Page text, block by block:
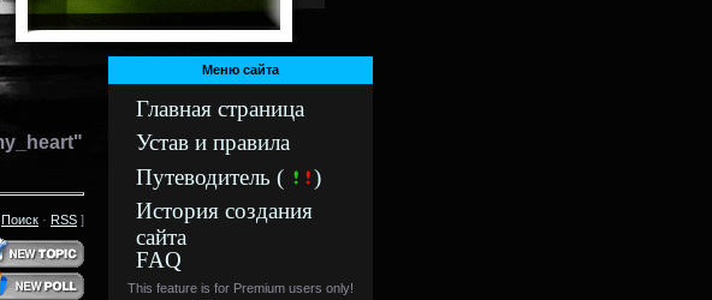
Поиск · RSS ]
Меню сайта
Главная страница
Устав и правила
Путеводитель (
)
История создания
сайта
FAQ
This feature is for Premium users only!